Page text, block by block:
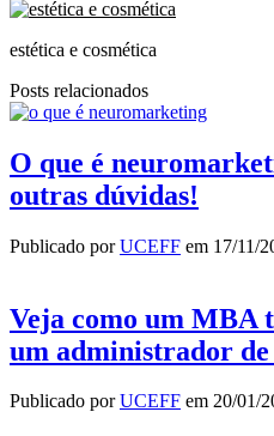
estética e cosmética
Posts relacionados
O que é
outras dúvidas!
Publicado porUCEFF em 17/11/
Veja como um MBA
um administrador de
Publicado porUCEFF em 20/01/